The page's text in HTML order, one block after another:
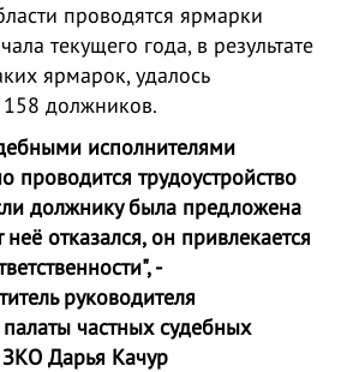
проводятся ярмарки
текущего года, в результате
ярмарок, удалось
158 должников.
исполнителями
проводится трудоустройство
должнику была предложена
отказался, он привлекается
-
руководителя
частных судебных
Дарья Качур